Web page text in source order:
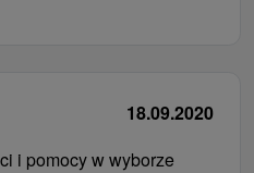
18.09.2020
i pomocy w wyborze